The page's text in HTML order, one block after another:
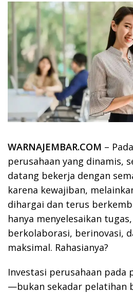
WARNAJEMBAR.COM –
perusahaan yang dinamis,
datang bekerja dengan
karena kewajiban,
dihargai dan terus
hanya menyelesaikan
berkolaborasi, berinovasi,
maksimal. Rahasianya?
Investasi perusahaan pada
—bukan sekadar pelatihan